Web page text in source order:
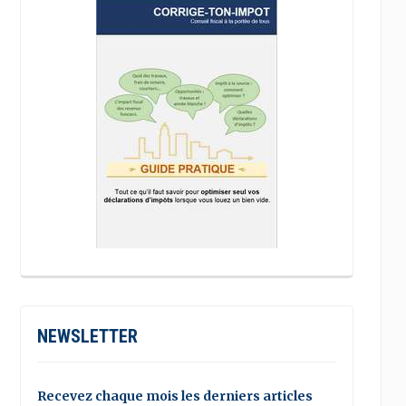
NEWSLETTER
Recevez chaque mois les derniers articles